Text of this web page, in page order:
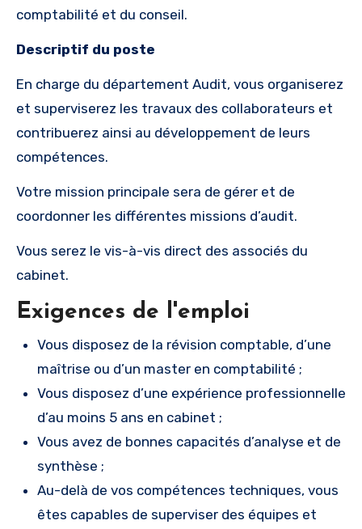
comptabilité et du conseil.
Descriptif du poste
En charge du département Audit, vous organiserez
et superviserez les travaux des collaborateurs et
contribuerez ainsi au développement de leurs
compétences.
Votre mission principale sera de gérer et de
coordonner les différentes missions d’audit.
Vous serez le vis-à-vis direct des associés du
cabinet.
Exigences de l'emploi
Vous disposez de la révision comptable, d’une
maîtrise ou d’un master en comptabilité ;
Vous disposez d’une expérience professionnelle
d’au moins 5 ans en cabinet ;
Vous avez de bonnes capacités d’analyse et de
synthèse ;
Au-delà de vos compétences techniques, vous
êtes capables de superviser des équipes et